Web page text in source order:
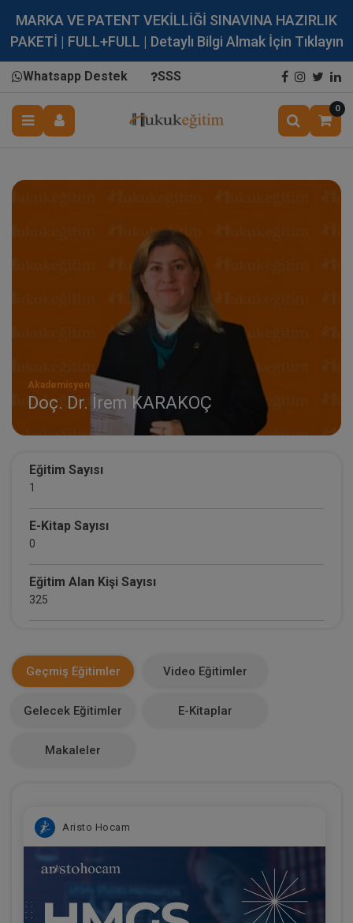
MARKA VE PATENT VEKİLLİĞİ SINAVINA HAZIRLIK
PAKETİ | FULL+FULL | Detaylı Bilgi Almak İçin Tıklayın
Whatsapp Destek SSS
0
Akademisyen
Doç. Dr. İrem KARAKOÇ
Eğitim Sayısı
1
E-Kitap Sayısı
0
Eğitim Alan Kişi Sayısı
325
0
0
Geçmiş Eğitimler Video Eğitimler
Gelecek Eğitimler E-Kitaplar
Makaleler
Aristo Hocam